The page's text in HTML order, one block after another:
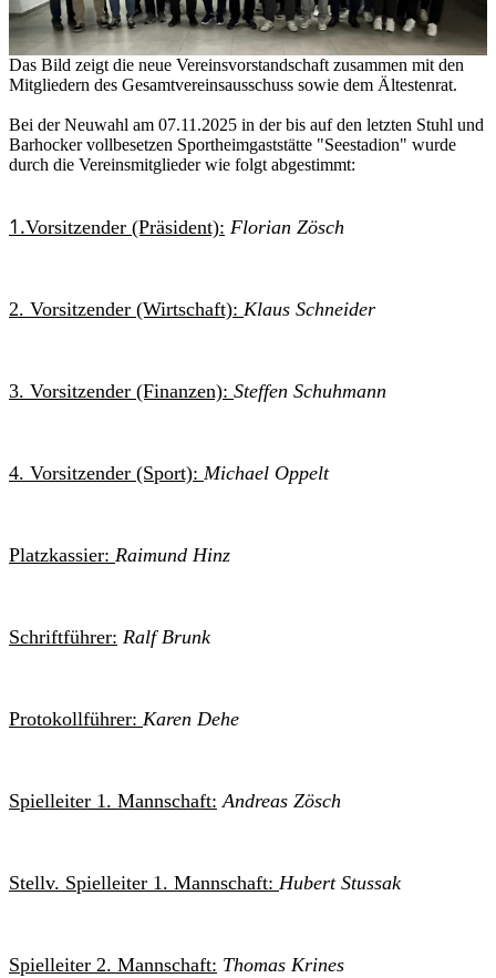
Das Bild zeigt die neue Vereinsvorstandschaft zusammen mit den
Mitgliedern des Gesamtvereinsausschuss sowie dem Ältestenrat.
Bei der Neuwahl am 07.11.2025 in der bis auf den letzten Stuhl und
Barhocker vollbesetzen Sportheimgaststätte "Seestadion" wurde
durch die Vereinsmitglieder wie folgt abgestimmt:
1.Vorsitzender (Präsident): Florian Zösch
2. Vorsitzender (Wirtschaft): Klaus Schneider
3. Vorsitzender (Finanzen): Steffen Schuhmann
4. Vorsitzender (Sport): Michael Oppelt
Platzkassier: Raimund Hinz
Schriftführer: Ralf Brunk
Protokollführer: Karen Dehe
Spielleiter 1. Mannschaft: Andreas Zösch
Stellv. Spielleiter 1. Mannschaft: Hubert Stussak
Spielleiter 2. Mannschaft: Thomas Krines